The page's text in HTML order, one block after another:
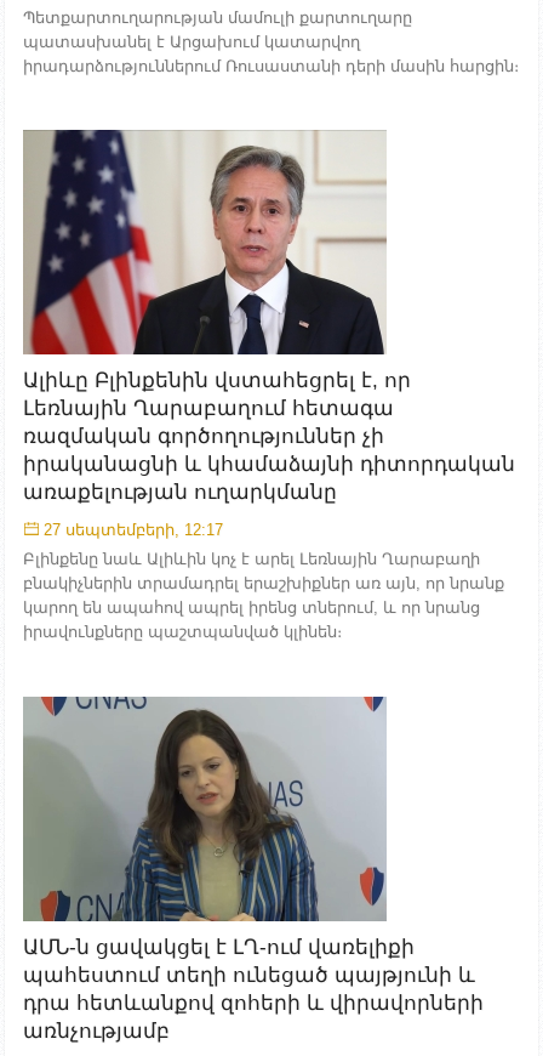
Պետքարտուղարության մամուլի քարտուղարը
պատասխանել է Արցախում կատարվող
իրադարձություններում Ռուսաստանի դերի մասին հարցին։
Ալիևը Բլինքենին վստահեցրել է, որ
Լեռնային Ղարաբաղում հետագա
ռազմական գործողություններ չի
իրականացնի և կհամաձայնի դիտորդական
առաքելության ուղարկմանը
27 սեպտեմբերի, 12:17
Բլինքենը նաև Ալիևին կոչ է արել Լեռնային Ղարաբաղի
բնակիչներին տրամադրել երաշխիքներ առ այն, որ նրանք
կարող են ապահով ապրել իրենց տներում, և որ նրանց
իրավունքները պաշտպանված կլինեն։
ԱՄՆ-ն ցավակցել է ԼՂ-ում վառելիքի
պահեստում տեղի ունեցած պայթյունի և
դրա հետևանքով զոհերի և վիրավորների
առնչությամբ